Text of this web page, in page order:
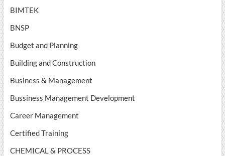
BIMTEK
BNSP
Budget and Planning
Building and Construction
Business & Management
Bussiness Management Development
Career Management
Certified Training
CHEMICAL & PROCESS